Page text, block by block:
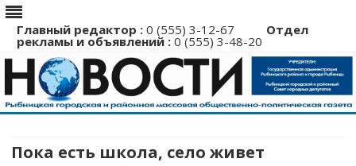
Главный редактор : 0 (555) 3-12-67 Отдел
рекламы и объявлений : 0 (555) 3-48-20
Перейти
Пока есть школа, село живет